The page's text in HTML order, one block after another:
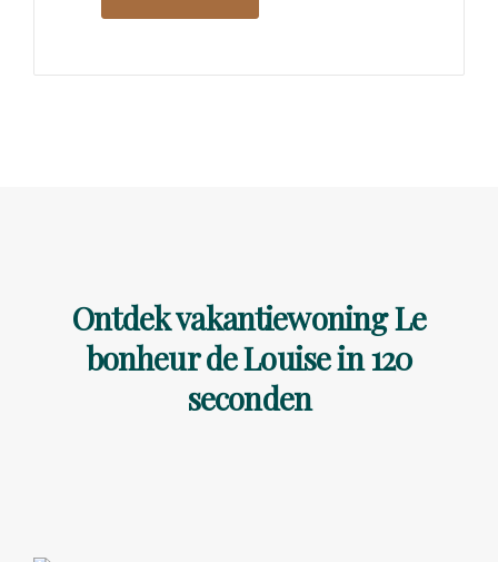
Ontdek vakantiewoning Le
bonheur de Louise in 120
seconden